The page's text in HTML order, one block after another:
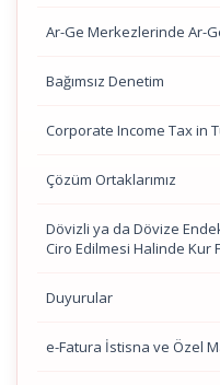
Ar-Ge Merkezlerinde Ar-
Bağımsız Denetim
Corporate Income Tax in
Çözüm Ortaklarımız
Dövizli ya da Dövize
Ciro Edilmesi Halinde Kur
Duyurular
e-Fatura İstisna ve Özel